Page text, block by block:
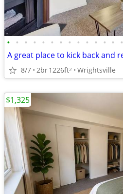
• • • • • • • • • • • • • •
8/7 2br1226ft2 Wrightsville
$1,325